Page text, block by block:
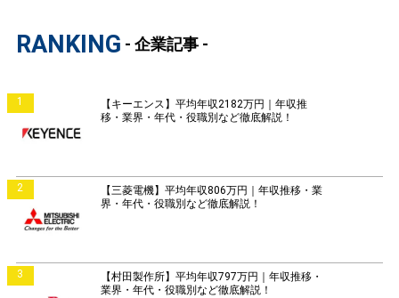
RANKING - 企業記事 -
1
【キーエンス】平均年収2182万円｜年収推
移・業界・年代・役職別など徹底解説！
2
【三菱電機】平均年収806万円｜年収推移・業
界・年代・役職別など徹底解説！
3
【村田製作所】平均年収797万円｜年収推移・
業界・年代・役職別など徹底解説！